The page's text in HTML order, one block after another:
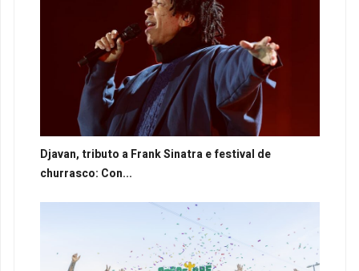
Djavan, tributo a Frank Sinatra e festival de
churrasco: Con...